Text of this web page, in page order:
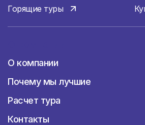
Горящие туры
О компании
Почему мы лучшие
Расчет тура
Контакты